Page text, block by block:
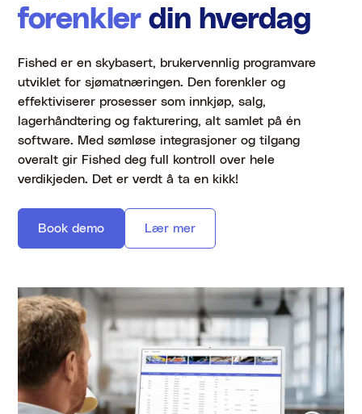
forenkler din hverdag
Fished er en skybasert, brukervennlig programvare
utviklet for sjømatnæringen. Den forenkler og
effektiviserer prosesser som innkjøp, salg,
lagerhåndtering og fakturering, alt samlet på én
software. Med sømløse integrasjoner og tilgang
overalt gir Fished deg full kontroll over hele
verdikjeden. Det er verdt å ta en kikk!
Book demo Lær mer